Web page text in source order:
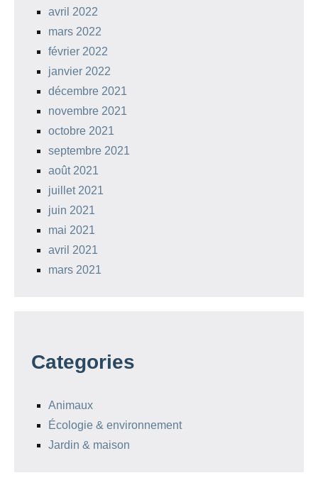
avril 2022
mars 2022
février 2022
janvier 2022
décembre 2021
novembre 2021
octobre 2021
septembre 2021
août 2021
juillet 2021
juin 2021
mai 2021
avril 2021
mars 2021
Categories
Animaux
Écologie & environnement
Jardin & maison